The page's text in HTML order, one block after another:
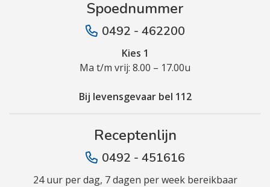
Spoednummer
0492 - 462200
Kies 1
Ma t/m vrij: 8.00 – 17.00u
Bij levensgevaar bel 112
Receptenlijn
0492 - 451616
24 uur per dag, 7 dagen per week bereikbaar